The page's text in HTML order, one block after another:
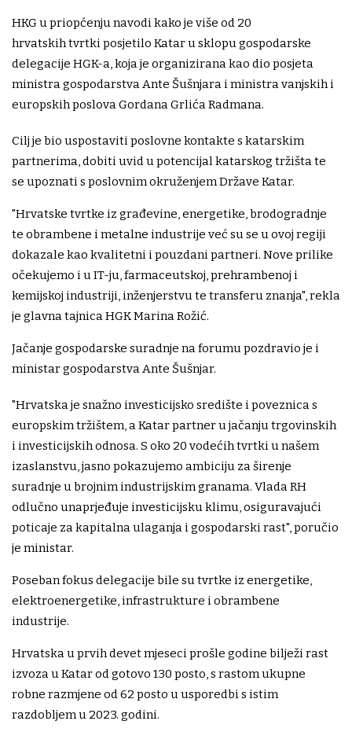
HKG u priopćenju navodi kako je više od 20
hrvatskih tvrtki posjetilo Katar u sklopu gospodarske
delegacije HGK-a, koja je organizirana kao dio posjeta
ministra gospodarstva Ante Šušnjara i ministra vanjskih i
europskih poslova Gordana Grlića Radmana.
Cilj je bio uspostaviti poslovne kontakte s katarskim
partnerima, dobiti uvid u potencijal katarskog tržišta te
se upoznati s poslovnim okruženjem Države Katar.
"Hrvatske tvrtke iz građevine, energetike, brodogradnje
te obrambene i metalne industrije već su se u ovoj regiji
dokazale kao kvalitetni i pouzdani partneri. Nove prilike
očekujemo i u IT-ju, farmaceutskoj, prehrambenoj i
kemijskoj industriji, inženjerstvu te transferu znanja", rekla
je glavna tajnica HGK Marina Rožić.
Jačanje gospodarske suradnje na forumu pozdravio je i
ministar gospodarstva Ante Šušnjar.
"Hrvatska je snažno investicijsko središte i poveznica s
europskim tržištem, a Katar partner u jačanju trgovinskih
i investicijskih odnosa. S oko 20 vodećih tvrtki u našem
izaslanstvu, jasno pokazujemo ambiciju za širenje
suradnje u brojnim industrijskim granama. Vlada RH
odlučno unaprjeđuje investicijsku klimu, osiguravajući
poticaje za kapitalna ulaganja i gospodarski rast", poručio
je ministar.
Poseban fokus delegacije bile su tvrtke iz energetike,
elektroenergetike, infrastrukture i obrambene
industrije.
Hrvatska u prvih devet mjeseci prošle godine bilježi rast
izvoza u Katar od gotovo 130 posto, s rastom ukupne
robne razmjene od 62 posto u usporedbi s istim
razdobljem u 2023. godini.